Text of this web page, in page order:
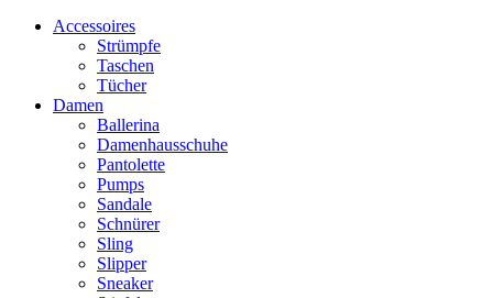
Accessoires
Strümpfe
Taschen
Tücher
Damen
Ballerina
Damenhausschuhe
Pantolette
Pumps
Sandale
Schnürer
Sling
Slipper
Sneaker